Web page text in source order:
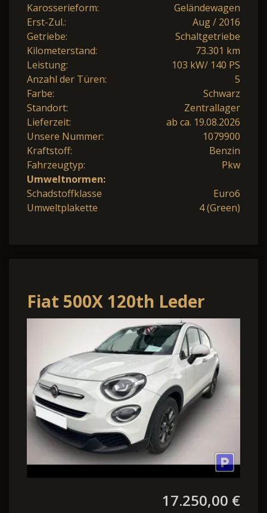
Karosserieform:
Geländewagen
Erst-Zul.:
Aug / 2016
Getriebe:
Schaltgetriebe
Kilometerstand:
73.301 km
Leistung:
103 kW/ 140 PS
Anzahl der Türen:
5
Farbe:
Schwarz
Standort:
Zentrallager
Lieferzeit:
ab ca. 19.08.2026
Unsere Nummer:
1079900
Kraftstoff:
Benzin
Fahrzeugtyp:
Pkw
Umweltnormen:
Schadstoffklasse
Euro6
Umweltplakette
4 (Green)
Fiat 500X 120th Leder
LED Dyn. Kurvenlicht
Apple CarP
17.250,00 €